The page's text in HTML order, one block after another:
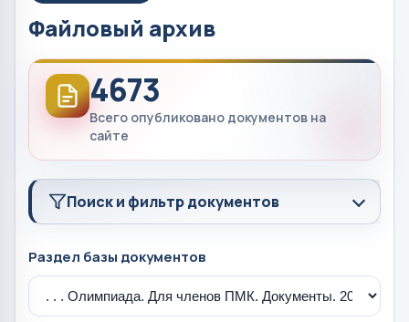
Файловый архив
4673
Всего опубликовано документов на
сайте
Поиск и фильтр документов
Раздел базы документов